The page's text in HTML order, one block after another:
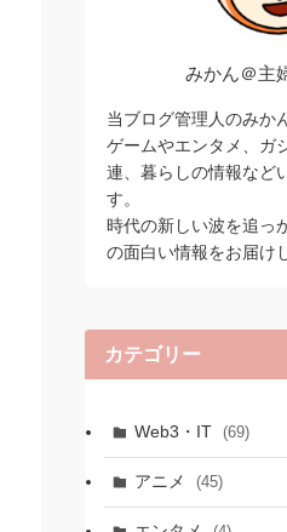
みかん＠主
当ブログ管理人のみか
ゲームやエンタメ、ガ
連、暮らしの情報など
す。
時代の新しい波を追っ
の面白い情報をお届け
カテゴリー
Web3・IT (69)
アニメ (45)